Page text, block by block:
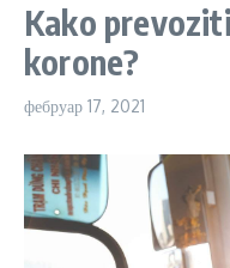
Kako
korone?
фебруар 17, 2021